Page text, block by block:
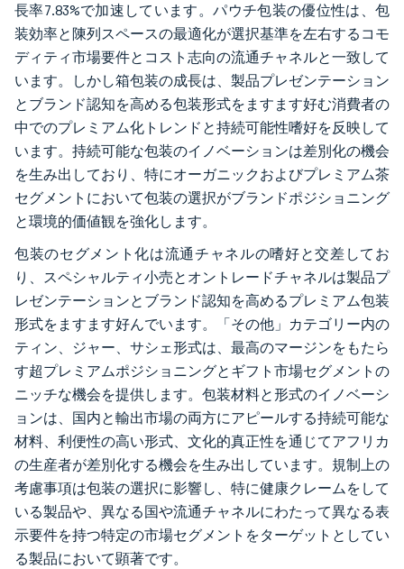
長率7.83%で加速しています。パウチ包装の優位性は、包
装効率と陳列スペースの最適化が選択基準を左右するコモ
ディティ市場要件とコスト志向の流通チャネルと一致して
います。しかし箱包装の成長は、製品プレゼンテーション
とブランド認知を高める包装形式をますます好む消費者の
中でのプレミアム化トレンドと持続可能性嗜好を反映して
います。持続可能な包装のイノベーションは差別化の機会
を生み出しており、特にオーガニックおよびプレミアム茶
セグメントにおいて包装の選択がブランドポジショニング
と環境的価値観を強化します。
包装のセグメント化は流通チャネルの嗜好と交差してお
り、スペシャルティ小売とオントレードチャネルは製品プ
レゼンテーションとブランド認知を高めるプレミアム包装
形式をますます好んでいます。「その他」カテゴリー内の
ティン、ジャー、サシェ形式は、最高のマージンをもたら
す超プレミアムポジショニングとギフト市場セグメントの
ニッチな機会を提供します。包装材料と形式のイノベーシ
ョンは、国内と輸出市場の両方にアピールする持続可能な
材料、利便性の高い形式、文化的真正性を通じてアフリカ
の生産者が差別化する機会を生み出しています。規制上の
考慮事項は包装の選択に影響し、特に健康クレームをして
いる製品や、異なる国や流通チャネルにわたって異なる表
示要件を持つ特定の市場セグメントをターゲットとしてい
る製品において顕著です。